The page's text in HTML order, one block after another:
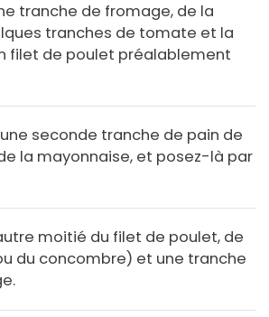
tranche de fromage, de la
tranches de tomate et la
filet de poulet préalablement
seconde tranche de pain de
la mayonnaise, et posez-là par
moitié du filet de poulet, de
du concombre) et une tranche